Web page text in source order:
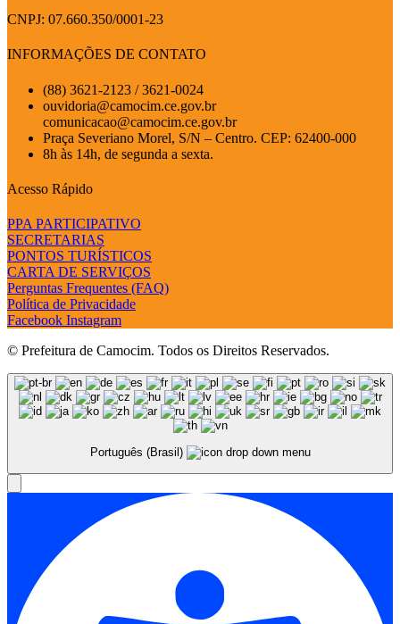
CNPJ: 07.660.350/0001-23
INFORMAÇÕES DE CONTATO
(88) 3621-2123 / 3621-0024
ouvidoria@camocim.ce.gov.br
comunicacao@camocim.ce.gov.br
Praça Severiano Morel, S/N – Centro. CEP: 62400-000
8h às 14h, de segunda a sexta.
Acesso Rápido
PPA PARTICIPATIVO
SECRETARIAS
PONTOS TURÍSTICOS
CARTA DE SERVIÇOS
Perguntas Frequentes (FAQ)
Política de Privacidade
Facebook Instagram
© Prefeitura de Camocim. Todos os Direitos Reservados.
Português (Brasil)